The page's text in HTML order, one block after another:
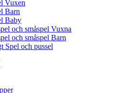
Vuxen
Barn
Baby
och småspel Vuxna
och småspel Barn
Spel och pussel